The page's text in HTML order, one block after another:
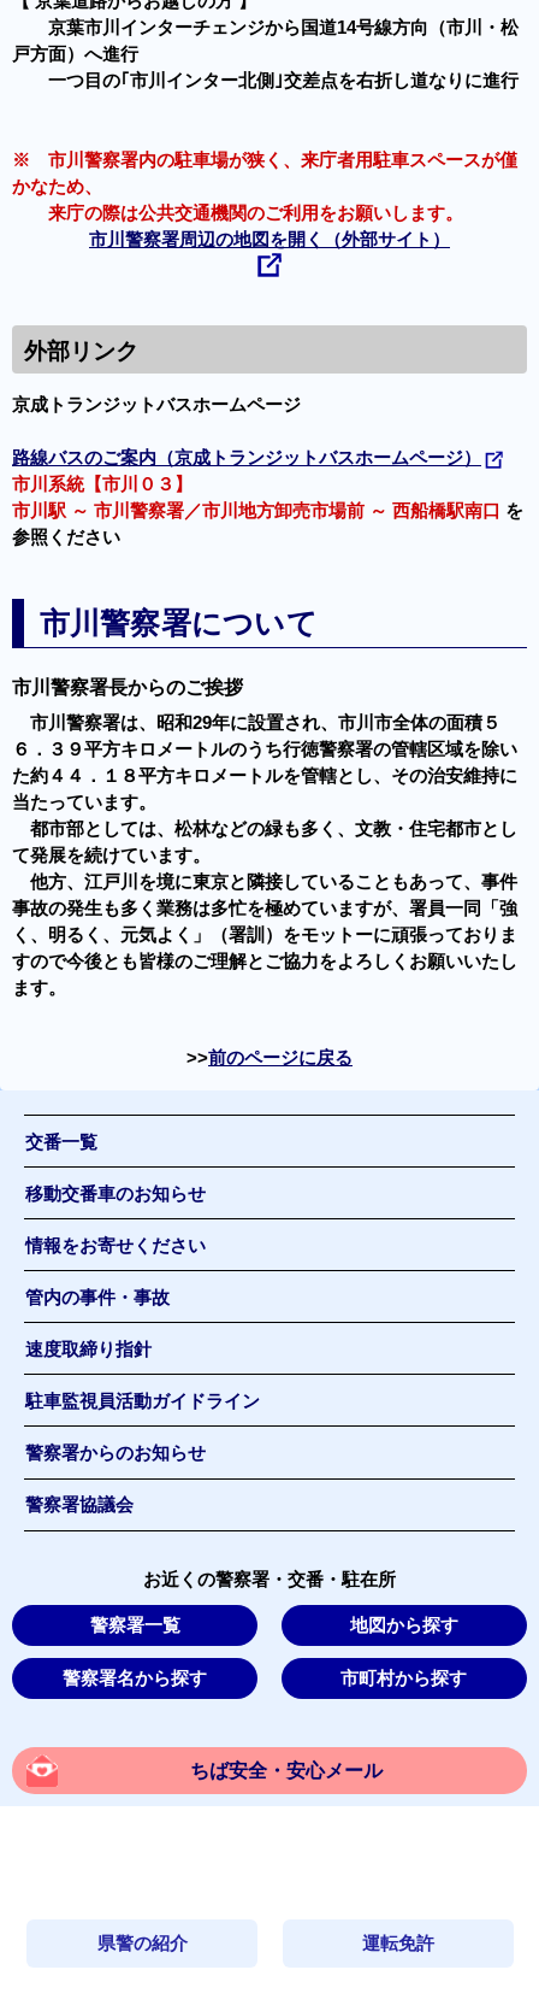
京葉市川インターチェンジから国道14号線方向（市川・松
戸方面）へ進行
一つ目の｢市川インター北側｣交差点を右折し道なりに進行
※ 市川警察署内の駐車場が狭く、来庁者用駐車スペースが僅
かなため、
来庁の際は公共交通機関のご利用をお願いします。
市川警察署周辺の地図を開く（外部サイト）
外部リンク
京成トランジットバスホームページ
路線バスのご案内（京成トランジットバスホームページ）
市川系統【市川０３】
市川駅 ～ 市川警察署／市川地方卸売市場前 ～ 西船橋駅南口 を
参照ください
市川警察署について
市川警察署長からのご挨拶
市川警察署は、昭和29年に設置され、市川市全体の面積５
６．３９平方キロメートルのうち行徳警察署の管轄区域を除い
た約４４．１８平方キロメートルを管轄とし、その治安維持に
当たっています。
都市部としては、松林などの緑も多く、文教・住宅都市とし
て発展を続けています。
他方、江戸川を境に東京と隣接していることもあって、事件
事故の発生も多く業務は多忙を極めていますが、署員一同「強
く、明るく、元気よく」（署訓）をモットーに頑張っておりま
すので今後とも皆様のご理解とご協力をよろしくお願いいたし
ます。
前のページに戻る
交番一覧
移動交番車のお知らせ
情報をお寄せください
管内の事件・事故
速度取締り指針
駐車監視員活動ガイドライン
警察署からのお知らせ
警察署協議会
お近くの警察署・交番・駐在所
警察署一覧 地図から探す
警察署名から探す 市町村から探す
ちば安全・安心メール
県警の紹介 運転免許